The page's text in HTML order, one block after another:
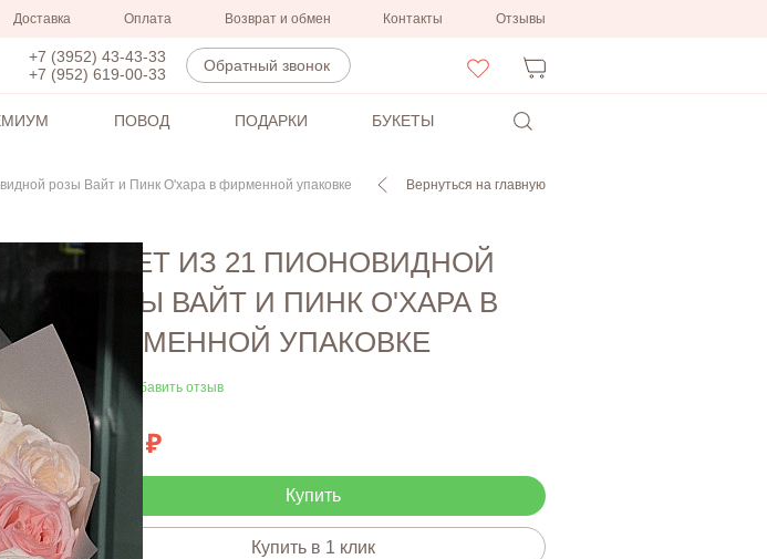
Доставка Оплата Возврат и обмен Контакты Отзывы
+7 (3952) 43-43-33
+7 (952) 619-00-33
Обратный звонок
ПОВОД ПОДАРКИ БУКЕТЫ
розы Вайт и Пинк О'хара в фирменной упаковке Вернуться на главную
БУКЕТ ИЗ 21 ПИОНОВИДНОЙ
РОЗЫ ВАЙТ И ПИНК О'ХАРА В
ФИРМЕННОЙ УПАКОВКЕ
Добавить отзыв
7700
Купить
Купить в 1 клик